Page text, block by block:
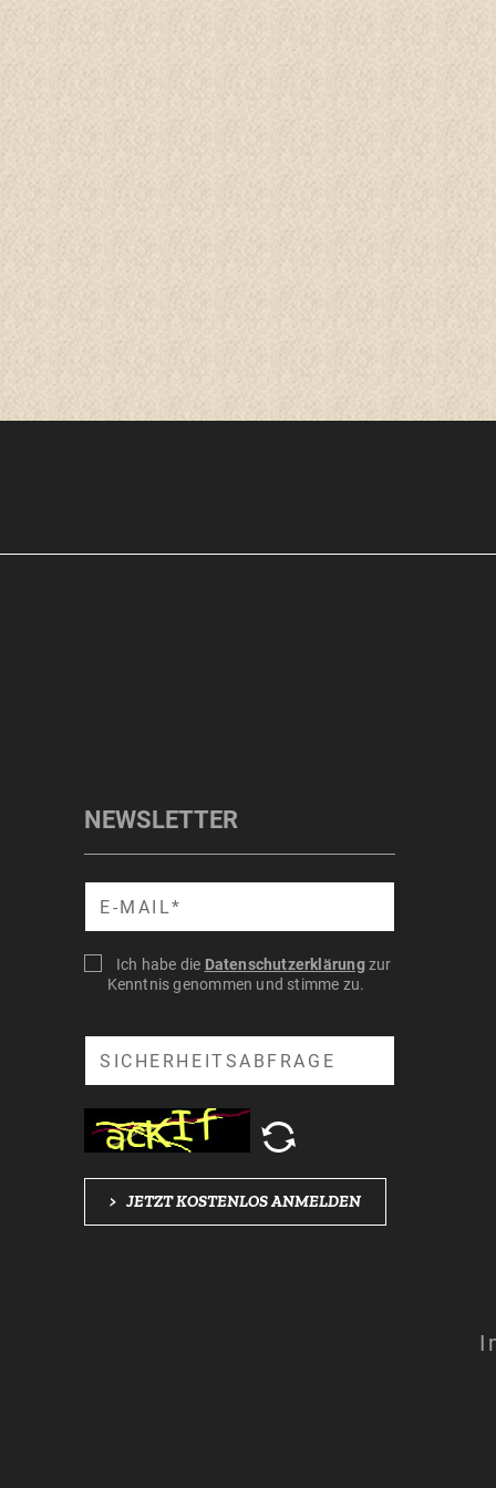
NEWSLETTER
Suche
Ich habe die Datenschutzerklärungzur
Kenntnis genommen und stimme zu.
Suche
> JETZT KOSTENLOS ANMELDEN